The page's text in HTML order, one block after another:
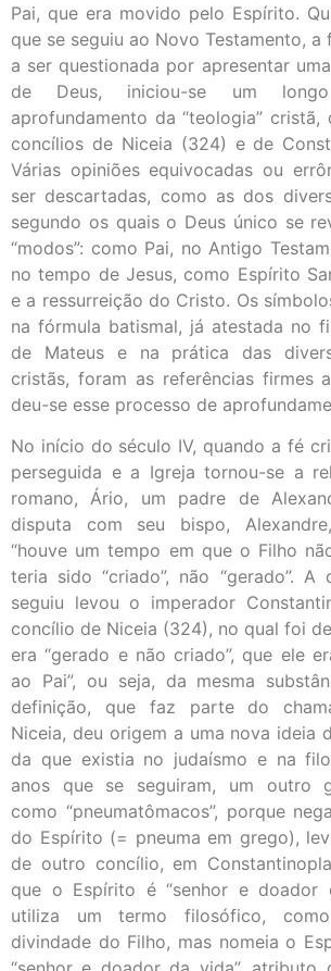
Pai, que era movido pelo Espírito.
que se seguiu ao Novo Testamento,
a ser questionada por apresentar
de Deus, iniciou-se um
aprofundamento da “teologia” cristã,
concílios de Niceia (324) e de
Várias opiniões equivocadas ou
ser descartadas, como as dos
segundo os quais o Deus único se
“modos”: como Pai, no Antigo
no tempo de Jesus, como Espírito
e a ressurreição do Cristo. Os
na fórmula batismal, já atestada no
de Mateus e na prática das
cristãs, foram as referências firmes
deu-se esse processo de
No início do século IV, quando a fé
perseguida e a Igreja tornou-se a
romano, Ário, um padre de
disputa com seu bispo,
“houve um tempo em que o Filho
teria sido “criado”, não “gerado”. A
seguiu levou o imperador
concílio de Niceia (324), no qual foi
era “gerado e não criado”, que ele
ao Pai”, ou seja, da mesma
definição, que faz parte do
Niceia, deu origem a uma nova ideia
da que existia no judaísmo e na
anos que se seguiram, um outro
como “pneumatômacos”, porque
do Espírito (= pneuma em grego),
de outro concílio, em
que o Espírito é “senhor e doador
utiliza um termo filosófico,
divindade do Filho, mas nomeia o